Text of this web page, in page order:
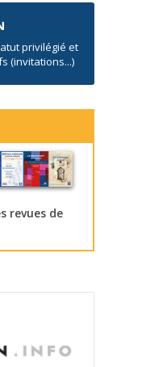
privilégié et
(invitations...)
revues de